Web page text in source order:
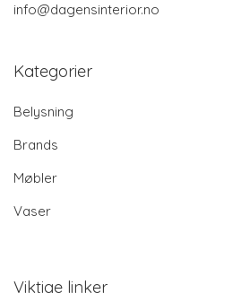
info@dagensinterior.no
Kategorier
Belysning
Brands
Møbler
Vaser
Viktige linker